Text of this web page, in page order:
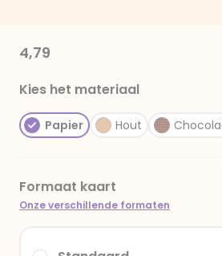
4,79
Kies het materiaal
Papier Hout
Formaat kaart
Onze verschillende formaten